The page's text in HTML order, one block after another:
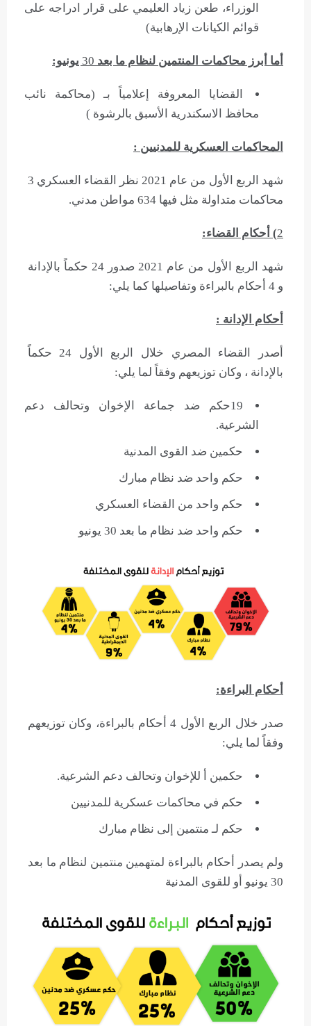
الوزراء، طعن زياد العليمي على قرار ادراجه على
قوائم الكيانات الإرهابية)
أما أبرز محاكمات المنتمين لنظام ما بعد 30يونيو:
القضايا المعروفة إعلامياً بـ (محاكمة نائب
محافظ الاسكندرية الأسبق بالرشوة )
المحاكمات العسكرية للمدنيين :
شهد الربع الأول من عام 2021 نظر القضاء العسكري 3
محاكمات متداولة مثل فيها 634 مواطن مدني.
2) أحكام القضاء:
شهد الربع الأول من عام 2021 صدور 24 حكماً بالإدانة
و 4 أحكام بالبراءة وتفاصيلها كما يلي:
أحكام الإدانة :
أصدر القضاء المصري خلال الربع الأول 24 حكماً
بالإدانة ، وكان توزيعهم وفقاً لما يلي:
19حكم ضد جماعة الإخوان وتحالف دعم
الشرعية.
حكمين ضد القوى المدنية
حكم واحد ضد نظام مبارك
حكم واحد من القضاء العسكري
حكم واحد ضد نظام ما بعد 30 يونيو
أحكام البراءة:
صدر خلال الربع الأول 4 أحكام بالبراءة، وكان توزيعهم
وفقاً لما يلي:
حكمين أ للإخوان وتحالف دعم الشرعية.
حكم في محاكمات عسكرية للمدنيين
حكم لـ منتمين إلى نظام مبارك
ولم يصدر أحكام بالبراءة لمتهمين منتمين لنظام ما بعد
30 يونيو أو للقوى المدنية